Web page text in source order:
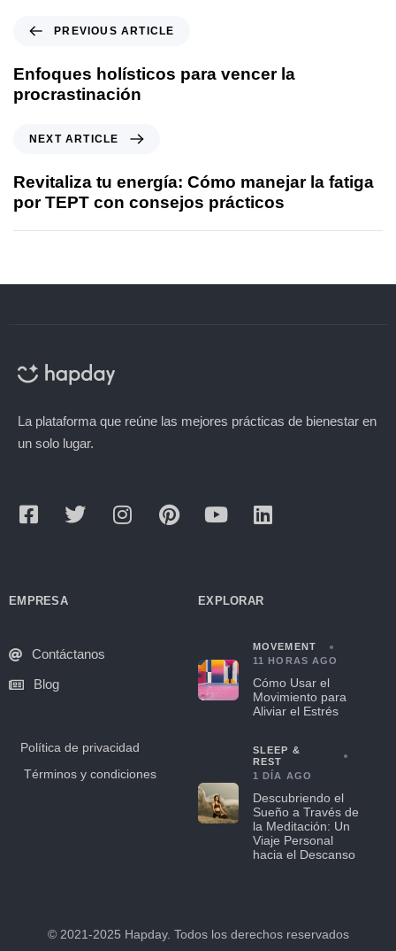
PREVIOUS ARTICLE
Enfoques holísticos para vencer la
procrastinación
NEXT ARTICLE
Revitaliza tu energía: Cómo manejar la fatiga
por TEPT con consejos prácticos
La plataforma que reúne las mejores prácticas de bienestar en
un solo lugar.
EMPRESA
Contáctanos
Blog
Política de privacidad
Términos y condiciones
EXPLORAR
MOVEMENT
11 HORAS AGO
Cómo Usar el
Movimiento para
Aliviar el Estrés
SLEEP &
REST
1 DÍA AGO
Descubriendo el
Sueño a Través de
la Meditación: Un
Viaje Personal
hacia el Descanso
© 2021-2025 Hapday. Todos los derechos reservados